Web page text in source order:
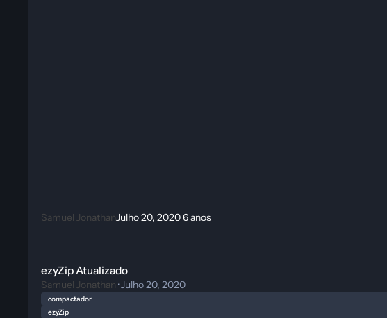
Samuel JonathanJulho 20, 20206 anos
ezyZip Atualizado
Samuel Jonathan ·Julho 20, 2020
compactador
ezyZip